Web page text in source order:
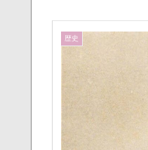
歴史